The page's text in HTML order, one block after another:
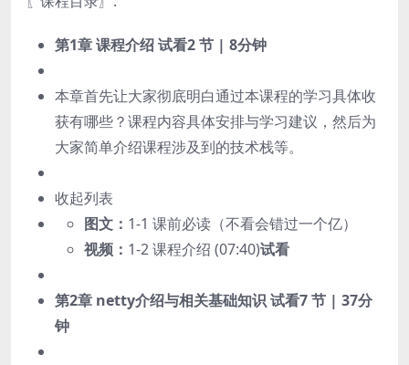
第1章 课程介绍试看2 节 | 8分钟
本章首先让大家彻底明白通过本课程的学习具体收
获有哪些？课程内容具体安排与学习建议，然后为
大家简单介绍课程涉及到的技术栈等。
收起列表
图文： 1-1 课前必读（不看会错过一个亿）
视频： 1-2 课程介绍 (07:40)试看
第2章 netty介绍与相关基础知识试看7 节 | 37分
钟